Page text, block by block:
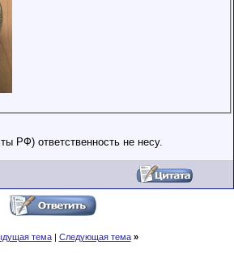
РФ) ответственность не несу.
тема| Следующая тема »